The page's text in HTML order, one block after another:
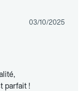
03/10/2025
parfait !